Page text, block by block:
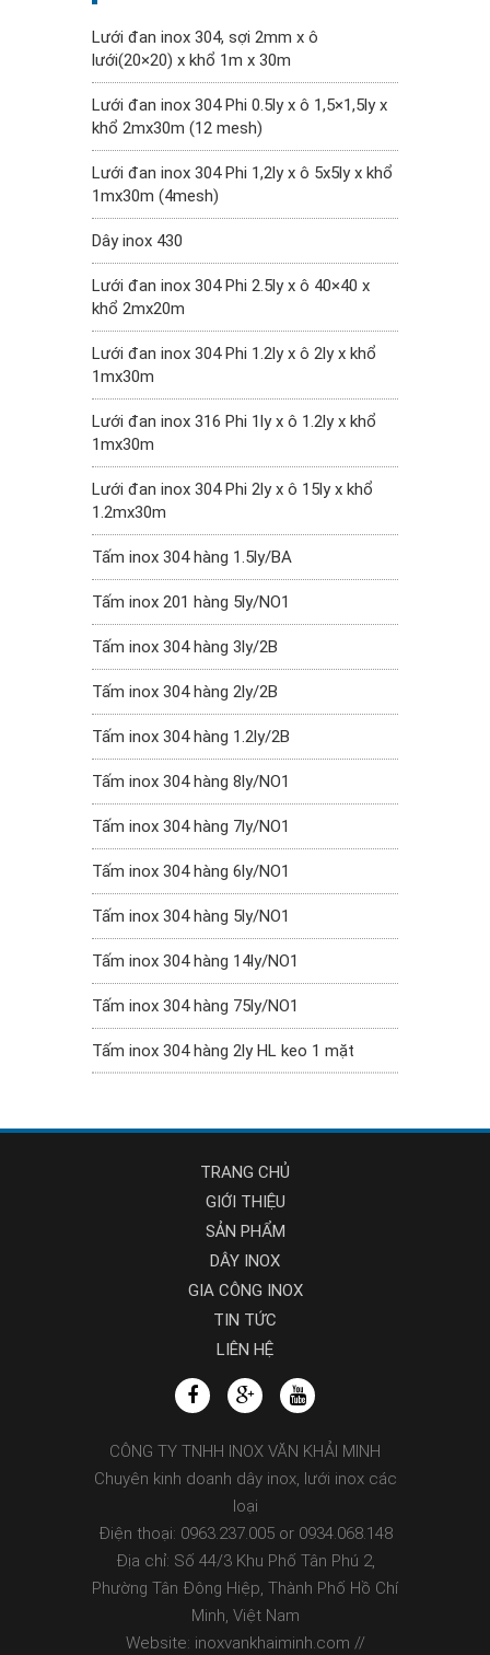
Lưới đan inox 304, sợi 2mm x ô
lưới(20×20) x khổ 1m x 30m
Lưới đan inox 304 Phi 0.5ly x ô 1,5×1,5ly x
khổ 2mx30m (12 mesh)
Lưới đan inox 304 Phi 1,2ly x ô 5x5ly x khổ
1mx30m (4mesh)
Dây inox 430
Lưới đan inox 304 Phi 2.5ly x ô 40×40 x
khổ 2mx20m
Lưới đan inox 304 Phi 1.2ly x ô 2ly x khổ
1mx30m
Lưới đan inox 316 Phi 1ly x ô 1.2ly x khổ
1mx30m
Lưới đan inox 304 Phi 2ly x ô 15ly x khổ
1.2mx30m
Tấm inox 304 hàng 1.5ly/BA
Tấm inox 201 hàng 5ly/NO1
Tấm inox 304 hàng 3ly/2B
Tấm inox 304 hàng 2ly/2B
Tấm inox 304 hàng 1.2ly/2B
Tấm inox 304 hàng 8ly/NO1
Tấm inox 304 hàng 7ly/NO1
Tấm inox 304 hàng 6ly/NO1
Tấm inox 304 hàng 5ly/NO1
Tấm inox 304 hàng 14ly/NO1
Tấm inox 304 hàng 75ly/NO1
Tấm inox 304 hàng 2ly HL keo 1 mặt
TRANG CHỦ
GIỚI THIỆU
SẢN PHẨM
DÂY INOX
GIA CÔNG INOX
TIN TỨC
LIÊN HỆ
CÔNG TY TNHH INOX VĂN KHẢI MINH
Chuyên kinh doanh dây inox, lưới inox các
loại
Điện thoại: 0963.237.005 or 0934.068.148
Địa chỉ: Số 44/3 Khu Phố Tân Phú 2,
Phường Tân Đông Hiệp, Thành Phố Hồ Chí
Minh, Việt Nam
Website: inoxvankhaiminh.com //